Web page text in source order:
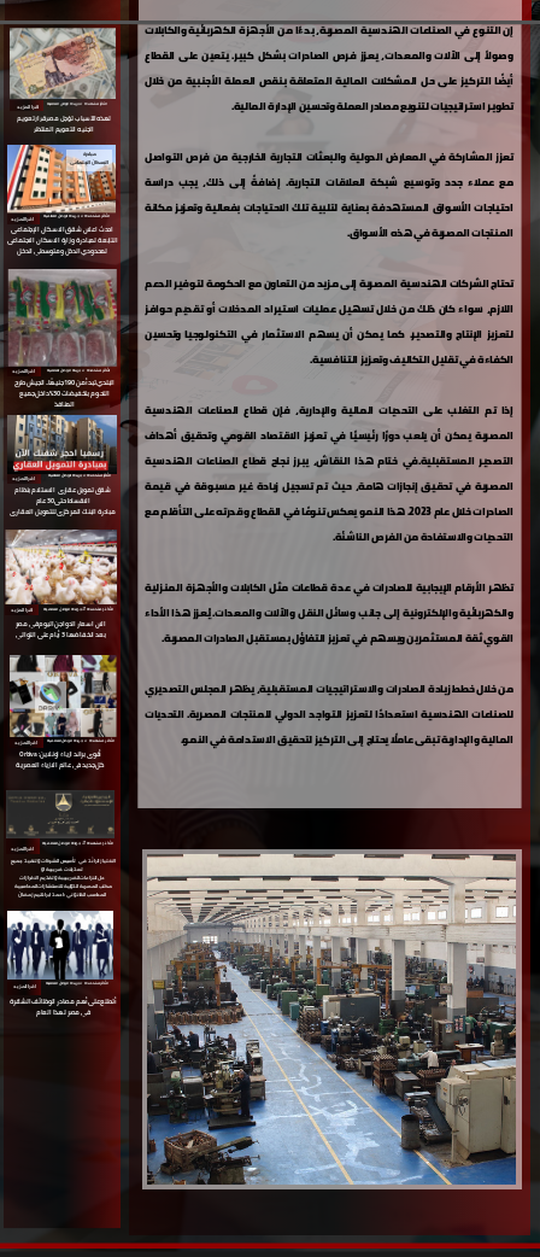
إن التنوع في الصناعات الهندسية المصرية، بدءًا من الأجهزة الكهربائية والكابلات
وصولاً إلى الآلات والمعدات، يعزز فرص الصادرات بشكل كبير. يتعين على القطاع
أيضًا التركيز على حل المشكلات المالية المتعلقة بنقص العملة الأجنبية من خلال
تطوير استراتيجيات لتنويع مصادر العملة وتحسين الإدارة المالية.
تعزز المشاركة في المعارض الدولية والبعثات التجارية الخارجية من فرص التواصل
مع عملاء جدد وتوسيع شبكة العلاقات التجارية. إضافةً إلى ذلك، يجب دراسة
احتياجات الأسواق المستهدفة بعناية لتلبية تلك الاحتياجات بفعالية وتعزيز مكانة
المنتجات المصرية في هذه الأسواق.
تحتاج الشركات الهندسية المصرية إلى مزيد من التعاون مع الحكومة لتوفير الدعم
اللازم، سواء كان ذلك من خلال تسهيل عمليات استيراد المدخلات أو تقديم حوافز
لتعزيز الإنتاج والتصدير. كما يمكن أن يسهم الاستثمار في التكنولوجيا وتحسين
الكفاءة في تقليل التكاليف وتعزيز التنافسية.
إذا تم التغلب على التحديات المالية والإدارية، فإن قطاع الصناعات الهندسية
المصرية يمكن أن يلعب دورًا رئيسيًا في تعزيز الاقتصاد القومي وتحقيق أهداف
التصدير المستقبلية.في ختام هذا النقاش، يبرز نجاح قطاع الصناعات الهندسية
المصرية في تحقيق إنجازات هامة، حيث تم تسجيل زيادة غير مسبوقة في قيمة
الصادرات خلال عام 2023. هذا النمو يعكس تنوعًا في القطاع وقدرته على التأقلم مع
التحديات والاستفادة من الفرص الناشئة.
تظهر الأرقام الإيجابية للصادرات في عدة قطاعات مثل الكابلات والأجهزة المنزلية
والكهربائية والإلكترونية إلى جانب وسائل النقل والآلات والمعدات. يُعزز هذا الأداء
القوي ثقة المستثمرين ويسهم في تعزيز التفاؤل بمستقبل الصادرات المصرية.
من خلال خطط زيادة الصادرات والاستراتيجيات المستقبلية، يظهر المجلس التصديري
للصناعات الهندسية استعدادًا لتعزيز التواجد الدولي للمنتجات المصرية. التحديات
المالية والإدارية تبقى عاملًا يحتاج إلى التركيز لتحقيق الاستدامة في النمو.
اقرا المزيد الأكثر مشاهدة ⇵ جريدة الوطن العالمية
لهذه الأسباب تؤجل مصر قرار تعويم
الجنيه التعويم المنتظر
مبادرة
الإسكان الإجتماعى
اقرا المزيد الأكثر مشاهدة ⇵ جريدة الوطن العالمية
احدث اعلان شقق الاسكان الإجتماعى
التابعة لمبادرةوزارة الاسكان الاجتماعى
لمحدودي الدخل ومتوسطي الدخل
اقرا المزيد الأكثر مشاهدة ⇵ جريدة الوطن العالمية
البلدي تبدأ من 190 جنيهًا.. الجيش طرح
اللحوم بتخفيضات 30% داخل جميع
المنافذ
اقرا المزيد الأكثر مشاهدة ⇵ جريدة الوطن العالمية
شقق تمويل عقارى الاستلام بنظام
الاقساط حتى 30 عام
مبادرة البنك المركزى للتمويل العقارى
اقرا المزيد الأكثر مشاهدة ⇵ جريدة الوطن العالمية
الان اسعار الدواجن اليوم في مصر
بعد انخفاضها 3 أيام على التوالي
اقرا المزيد الأكثر مشاهدة ⇵ جريدة الوطن العالمية
أقوى براند ازياء اونلاين : Orbiva
كل جديد في عالم الازياء العصرية
اقرا المزيد
الأكثر مشاهدة ⇵ جريدة الوطن العالمية
الاختيار الرائدفي تأسيس الشركات وتنفيذ جميع
تعديلات ضريبية او
حل النزاعات الضريبيبة وتقديم الاقرارات
مكتب المصرية الدوليةللاستشارات المحاسبية
المحاسب القانوني : احمد ابراهيم رمضان
اقرا المزيد الأكثر مشاهدة ⇵ جريدة الوطن العالمية
أتطلع على أهم مصادر الوظائف الشاغرة
في مصر لهذا العام